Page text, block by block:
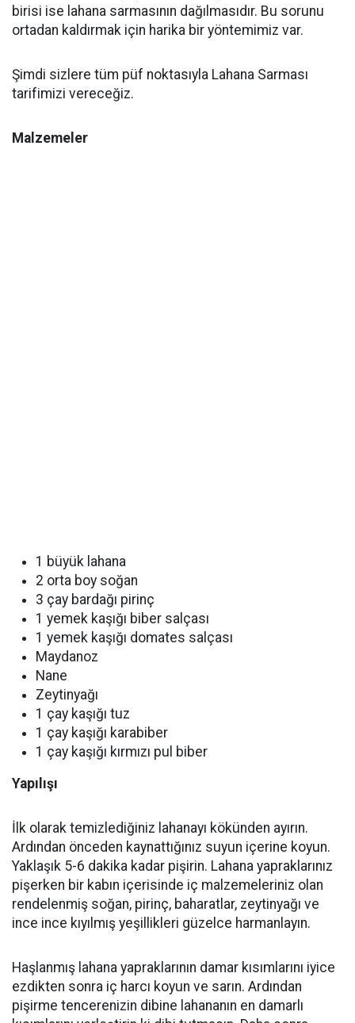
birisi ise lahana sarmasının dağılmasıdır. Bu sorunu
ortadan kaldırmak için harika bir yöntemimiz var.
Şimdi sizlere tüm püf noktasıyla Lahana Sarması
tarifimizi vereceğiz.
Malzemeler
1 büyük lahana
2 orta boy soğan
3 çay bardağı pirinç
1 yemek kaşığı biber salçası
1 yemek kaşığı domates salçası
Maydanoz
Nane
Zeytinyağı
1 çay kaşığı tuz
1 çay kaşığı karabiber
1 çay kaşığı kırmızı pul biber
Yapılışı
İlk olarak temizlediğiniz lahanayı kökünden ayırın.
Ardından önceden kaynattığınız suyun içerine koyun.
Yaklaşık 5-6 dakika kadar pişirin. Lahana yapraklarınız
pişerken bir kabın içerisinde iç malzemeleriniz olan
rendelenmiş soğan, pirinç, baharatlar, zeytinyağı ve
ince ince kıyılmış yeşillikleri güzelce harmanlayın.
Haşlanmış lahana yapraklarının damar kısımlarını iyice
ezdikten sonra iç harcı koyun ve sarın. Ardından
pişirme tencerenizin dibine lahananın en damarlı